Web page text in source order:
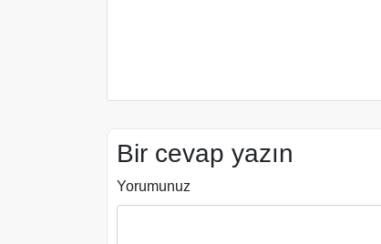
Bir cevap yazın
Yorumunuz